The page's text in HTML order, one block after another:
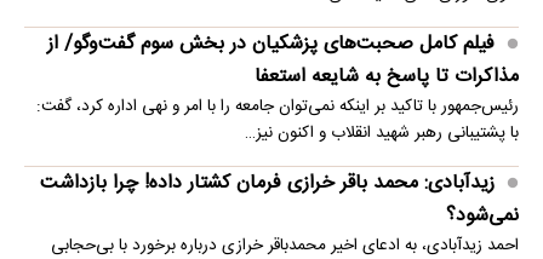
فیلم کامل صحبت‌های پزشکیان در بخش سوم گفت‌وگو/ از
مذاکرات تا پاسخ به شایعه استعفا
رئیس‌جمهور با تاکید بر اینکه نمی‌توان جامعه را با امر و نهی اداره کرد، گفت:
با پشتیبانی رهبر شهید انقلاب و اکنون نیز…
زیدآبادی: محمد باقر خرازی فرمان کشتار داده! چرا بازداشت
نمی‌شود؟
احمد زیدآبادی، به ادعای اخیر محمدباقر خرازی درباره برخورد با بی‌حجابی